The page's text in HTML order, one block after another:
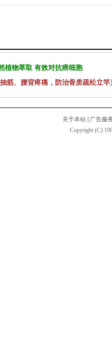
植物萃取 有效对抗癌细胞
筋、腰背疼痛，防治骨质疏松立竿
关于本站 | 广告服
Copyright (C)